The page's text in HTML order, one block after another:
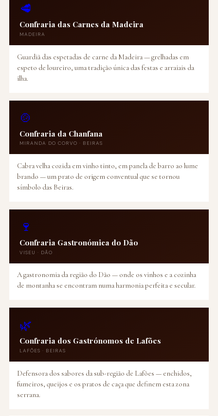
🥩
Confraria das Carnes da Madeira
MADEIRA
Guardiã das espetadas de carne da Madeira — grelhadas em
espeto de loureiro, uma tradição única das festas e arraiais da
ilha.
🍲
Confraria da Chanfana
MIRANDA DO CORVO · BEIRAS
Cabra velha cozida em vinho tinto, em panela de barro ao lume
brando — um prato de origem conventual que se tornou
símbolo das Beiras.
🍷
Confraria Gastronómica do Dão
VISEU · DÃO
A gastronomia da região do Dão — onde os vinhos e a cozinha
de montanha se encontram numa harmonia perfeita e secular.
🌿
Confraria dos Gastrónomos de Lafões
LAFÕES · BEIRAS
Defensora dos sabores da sub-região de Lafões — enchidos,
fumeiros, queijos e os pratos de caça que definem esta zona
serrana.